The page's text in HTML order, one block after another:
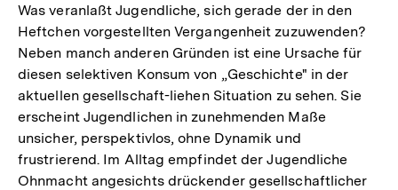
Was veranlaßt Jugendliche, sich gerade der in den
Heftchen vorgestellten Vergangenheit zuzuwenden?
Neben manch anderen Gründen ist eine Ursache für
diesen selektiven Konsum von „Geschichte" in der
aktuellen gesellschaft-liehen Situation zu sehen. Sie
erscheint Jugendlichen in zunehmenden Maße
unsicher, perspektivlos, ohne Dynamik und
frustrierend. Im Alltag empfindet der Jugendliche
Ohnmacht angesichts drückender gesellschaftlicher